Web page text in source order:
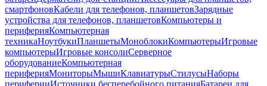
смартфоновКабели для телефонов, планшетовЗарядные
устройства для телефонов, планшетовКомпьютеры и
периферияКомпьютерная
техникаНоутбукиПланшетыМоноблокиКомпьютерыИгровые
компьютерыИгровые консолиСерверное
оборудованиеКомпьютерная
периферияМониторыМышиКлавиатурыСтилусыНаборы
периферииИсточники бесперебойного питанияБатареи для